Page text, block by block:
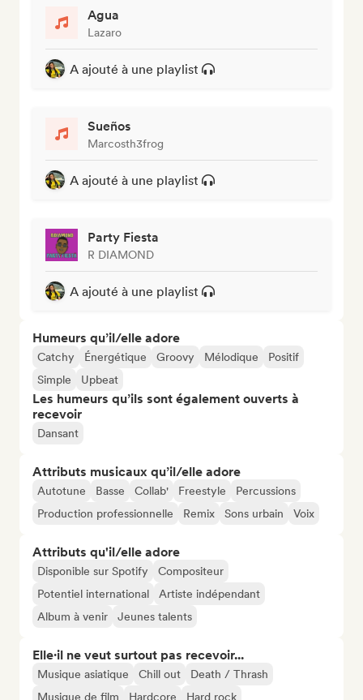
Agua
Lazaro
A ajouté à une playlist
Sueños
Marcosth3frog
A ajouté à une playlist
Party Fiesta
R DIAMOND
A ajouté à une playlist
Humeurs qu’il/elle adore
Catchy Énergétique Groovy Mélodique
Positif
Simple
Upbeat
Les humeurs qu’ils sont également ouverts à
recevoir
Dansant
Attributs musicaux qu’il/elle adore
Autotune Basse Collab' Freestyle
Percussions
Production professionnelle
Remix Sons urbain Voix
Attributs qu'il/elle adore
Disponible sur Spotify
Compositeur
Potentiel international
Artiste indépendant
Album à venir
Jeunes talents
Elle·il ne veut surtout pas recevoir...
Musique asiatique Chill out
Death / Thrash
Musique de film
Hardcore Hard rock